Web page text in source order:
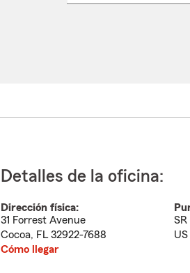
Detalles de la oficina:
Dirección física:
31 Forrest Avenue
Cocoa, FL 32922-7688
Cómo llegar
US